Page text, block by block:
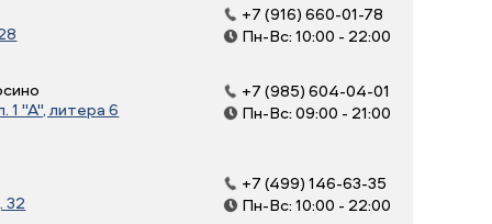
+7 (916) 660-01-78
Пн-Вс: 10:00 - 22:00
"А", литера 6
+7 (985) 604-04-01
Пн-Вс: 09:00 - 21:00
32
+7 (499) 146-63-35
Пн-Вс: 10:00 - 22:00